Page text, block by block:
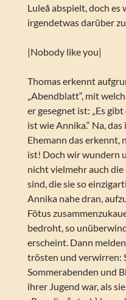
Luleå abspielt, doch es
irgendetwas darüber
|Nobody like you|
Thomas erkennt
„Abendblatt“, mit
er gesegnet ist: „Es
ist wie Annika.“ Na,
Ehemann das erkennt,
ist! Doch wir wundern
nicht vielmehr auch
sind, die sie so
Annika nahe dran,
Fötus
bedroht, so
erscheint. Dann
trösten und verwirren:
Sommerabenden und
ihrer Jugend war, als